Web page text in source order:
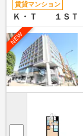
賃貸マンション
Ｋ・Ｔ １ＳＴ
NEW